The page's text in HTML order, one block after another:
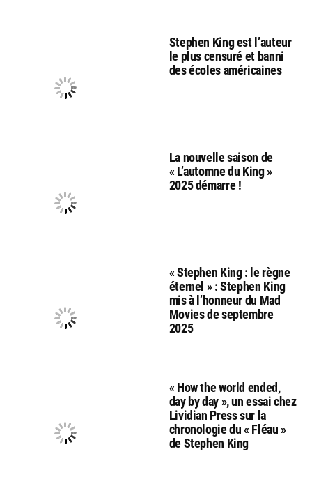
Stephen King est l’auteur
le plus censuré et banni
des écoles américaines
La nouvelle saison de
« L’automne du King »
2025 démarre !
« Stephen King : le règne
éternel » : Stephen King
mis à l’honneur du Mad
Movies de septembre
2025
« How the world ended,
day by day », un essai chez
Lividian Press sur la
chronologie du « Fléau »
de Stephen King